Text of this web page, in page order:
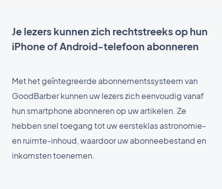
Je lezers kunnen zich rechtstreeks op hun
iPhone of Android-telefoon abonneren
Met het geïntegreerde abonnementssysteem van
GoodBarber kunnen uw lezers zich eenvoudig vanaf
hun smartphone abonneren op uw artikelen. Ze
hebben snel toegang tot uw eersteklas astronomie-
en ruimte-inhoud, waardoor uw abonneebestand en
inkomsten toenemen.